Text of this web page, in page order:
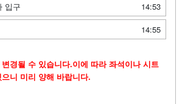
입구
14:53
14:55
변경될 수 있습니다.이에 따라 좌석이나 시트
니 미리 양해 바랍니다.